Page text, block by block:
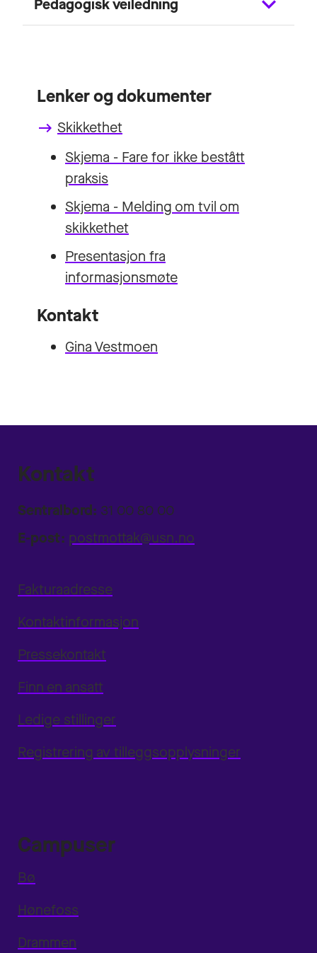
Pedagogisk veiledning
Lenker og dokumenter
keyboard_backspace Skikkethet
Skjema - Fare for ikke bestått
praksis
Skjema - Melding om tvil om
skikkethet
Presentasjon fra
informasjonsmøte
Kontakt
Gina Vestmoen
Kontakt
Sentralbord: 31 00 80 00
E-post: postmottak@usn.no
Fakturaadresse
Kontaktinformasjon
Pressekontakt
Finn en ansatt
Ledige stillinger
Registrering av tilleggsopplysninger
Campuser
Bø
Hønefoss
Drammen